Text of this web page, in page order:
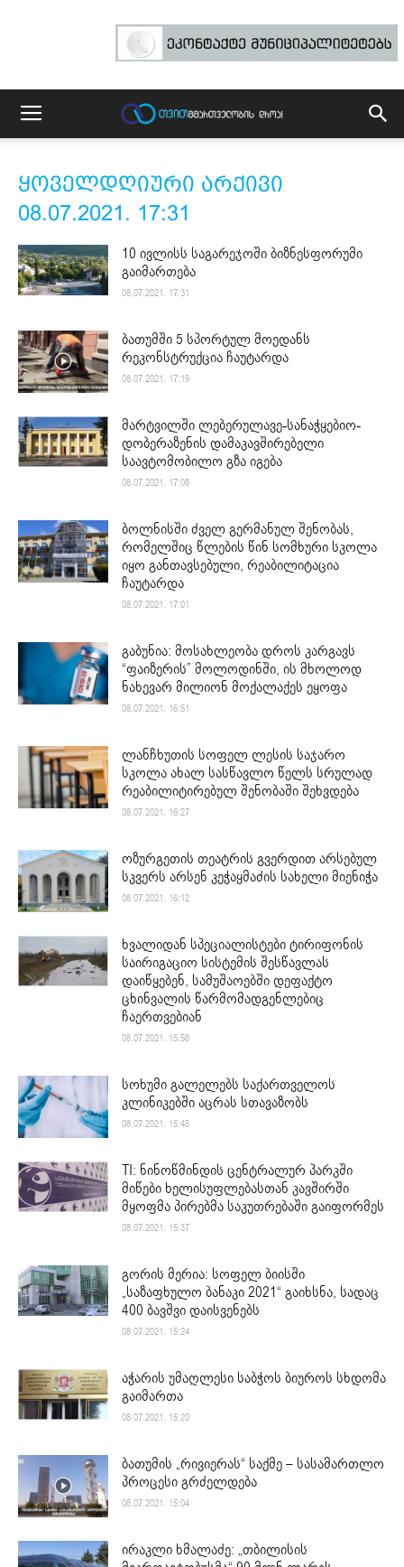
ყოველდღიური არქივი
08.07.2021. 17:31
10 ივლისს საგარეჯოში ბიზნესფორუმი
გაიმართება
08.07.2021. 17:31
ბათუმში 5 სპორტულ მოედანს
რეკონსტრუქცია ჩაუტარდა
08.07.2021. 17:19
მარტვილში ლებერულავე-სანაჭყებიო-
დობერაზენის დამაკავშირებელი
საავტომობილო გზა იგება
08.07.2021. 17:08
ბოლნისში ძველ გერმანულ შენობას,
რომელშიც წლების წინ სომხური სკოლა
იყო განთავსებული, რეაბილიტაცია
ჩაუტარდა
08.07.2021. 17:01
გაბუნია: მოსახლეობა დროს კარგავს
“ფაიზერის” მოლოდინში, ის მხოლოდ
ნახევარ მილიონ მოქალაქეს ეყოფა
08.07.2021. 16:51
ლანჩხუთის სოფელ ლესის საჯარო
სკოლა ახალ სასწავლო წელს სრულად
რეაბილიტირებულ შენობაში შეხვდება
08.07.2021. 16:27
ოზურგეთის თეატრის გვერდით არსებულ
სკვერს არსენ კეჭაყმაძის სახელი მიენიჭა
08.07.2021. 16:12
ხვალიდან სპეციალისტები ტირიფონის
საირიგაციო სისტემის შესწავლას
დაიწყებენ, სამუშაოებში დეფაქტო
ცხინვალის წარმომადგენლებიც
ჩაერთვებიან
08.07.2021. 15:58
სოხუმი გალელებს საქართველოს
კლინიკებში აცრას სთავაზობს
08.07.2021. 15:48
TI: ნინოწმინდის ცენტრალურ პარკში
მიწები ხელისუფლებასთან კავშირში
მყოფმა პირებმა საკუთრებაში გაიფორმეს
08.07.2021. 15:37
გორის მერია: სოფელ ბიისში
„საზაფხულო ბანაკი 2021“ გაიხსნა, სადაც
400 ბავშვი დაისვენებს
08.07.2021. 15:24
აჭარის უმაღლესი საბჭოს ბიუროს სხდომა
გაიმართა
08.07.2021. 15:20
ბათუმის „რივიერას“ საქმე – სასამართლო
პროცესი გრძელდება
08.07.2021. 15:04
ირაკლი ხმალაძე: „თბილისის